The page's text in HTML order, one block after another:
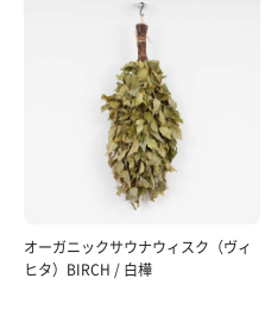
オーガニックサウナウィスク（ヴィ
ヒタ）BIRCH / 白樺